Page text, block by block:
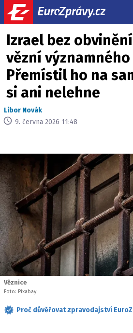
Izrael bez
vězní
Přemístil ho na
si ani nelehne
Libor Novák
9. června 2026 11:48
Věznice
Foto: Pixabay
Proč důvěřovat zpravodajství